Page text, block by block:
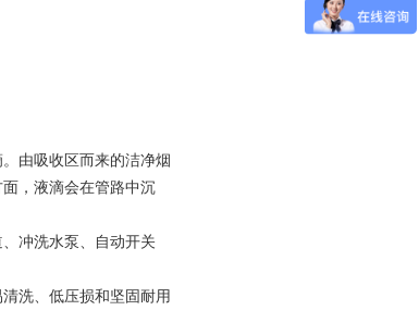
由吸收区而来的洁净烟
，液滴会在管路中沉
冲洗水泵、自动开关
洗、低压损和坚固耐用